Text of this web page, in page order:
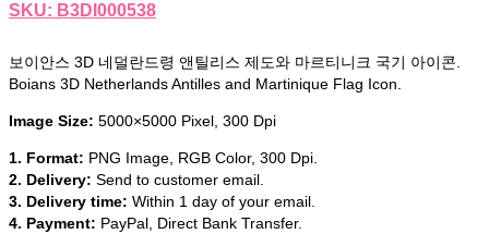
SKU: B3DI000538
보이안스 3D 네덜란드령 앤틸리스 제도와 마르티니크 국기 아이콘.
Boians 3D Netherlands Antilles and Martinique Flag Icon.
Image Size: 5000×5000 Pixel, 300 Dpi
1. Format: PNG Image, RGB Color, 300 Dpi.
2. Delivery: Send to customer email.
3. Delivery time: Within 1 day of your email.
4. Payment: PayPal, Direct Bank Transfer.